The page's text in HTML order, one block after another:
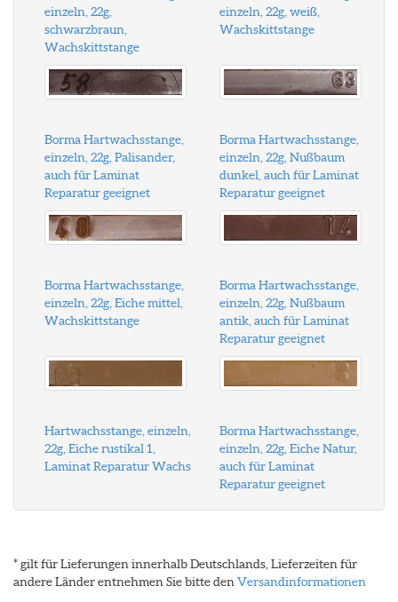
einzeln, 22g,
schwarzbraun,
Wachskittstange
einzeln, 22g, weiß,
Wachskittstange
Borma Hartwachsstange,
einzeln, 22g, Palisander,
auch für Laminat
Reparatur geeignet
Borma Hartwachsstange,
einzeln, 22g, Nußbaum
dunkel, auch für Laminat
Reparatur geeignet
Borma Hartwachsstange,
einzeln, 22g, Eiche mittel,
Wachskittstange
Borma Hartwachsstange,
einzeln, 22g, Nußbaum
antik, auch für Laminat
Reparatur geeignet
Hartwachsstange, einzeln,
22g, Eiche rustikal 1,
Laminat Reparatur Wachs
Borma Hartwachsstange,
einzeln, 22g, Eiche Natur,
auch für Laminat
Reparatur geeignet
* gilt für Lieferungen innerhalb Deutschlands, Lieferzeiten für
andere Länder entnehmen Sie bitte den Versandinformationen